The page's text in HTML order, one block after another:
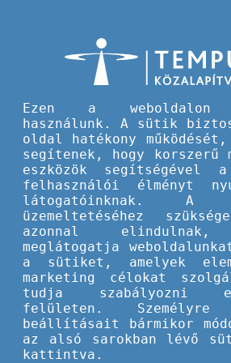
2024.06.06.
Képzés
Ezen a weboldalon
használunk. A sütik
oldal hatékony
segítenek, hogy korszerű
eszközök segítségével
felhasználói élményt
látogatóinknak. A
üzemeltetéséhez
azonnal elindulnak,
meglátogatja
a sütiket, amelyek
marketing célokat
tudja szabályozni
felületen. Személyre
beállításait bármikor
az alsó sarokban lévő
kattintva.